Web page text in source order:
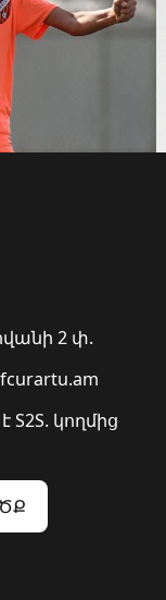
S2S. կողմից
2 փ.